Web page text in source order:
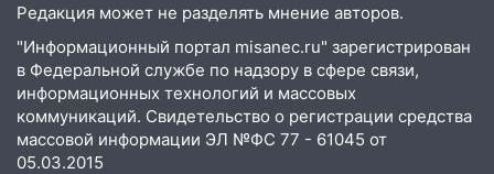
04:47
В Ульяновской области объявили
ракетную опасность: звучат сирены
07.08.2026
20:40 Ульяновские аграрии смогут
купить тракторы с отсрочкой платежа
до декабря
Редакция может не разделять мнение авторов.
"Информационный портал misanec.ru" зарегистрирован
в Федеральной службе по надзору в сфере связи,
информационных технологий и массовых
коммуникаций. Свидетельство о регистрации средства
массовой информации ЭЛ №ФС 77 - 61045 от
05.03.2015